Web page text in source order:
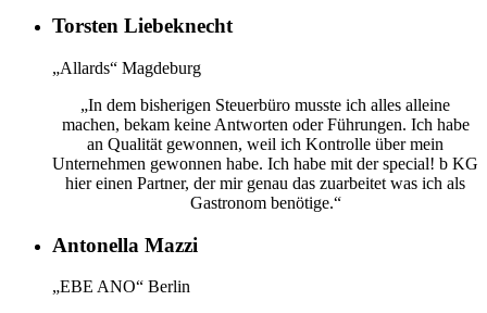
Torsten Liebeknecht
„Allards“ Magdeburg
„In dem bisherigen Steuerbüro musste ich alles alleine
machen, bekam keine Antworten oder Führungen. Ich habe
an Qualität gewonnen, weil ich Kontrolle über mein
Unternehmen gewonnen habe. Ich habe mit der special! b KG
hier einen Partner, der mir genau das zuarbeitet was ich als
Gastronom benötige.“
Antonella Mazzi
„EBE ANO“ Berlin